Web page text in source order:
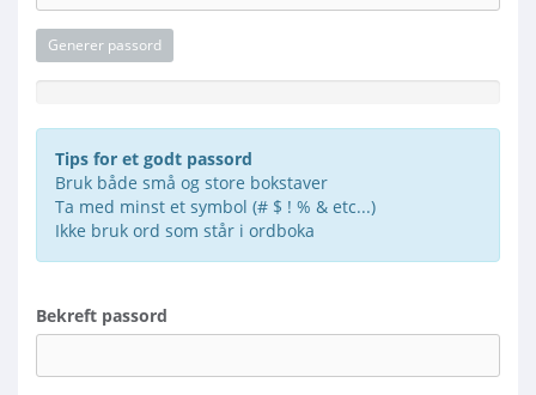
Generer passord
Passordstyrke: Angi et passord
Tips for et godt passord
Bruk både små og store bokstaver
Ta med minst et symbol (# $ ! % & etc...)
Ikke bruk ord som står i ordboka
Bekreft passord